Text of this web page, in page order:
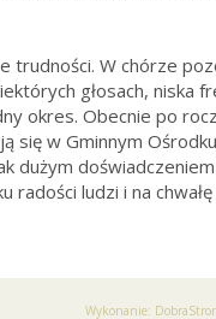
trudności. W chórze
głosach, niska
okres. Obecnie po
się w Gminnym
dużym
radości ludzi i na
Wykonanie: